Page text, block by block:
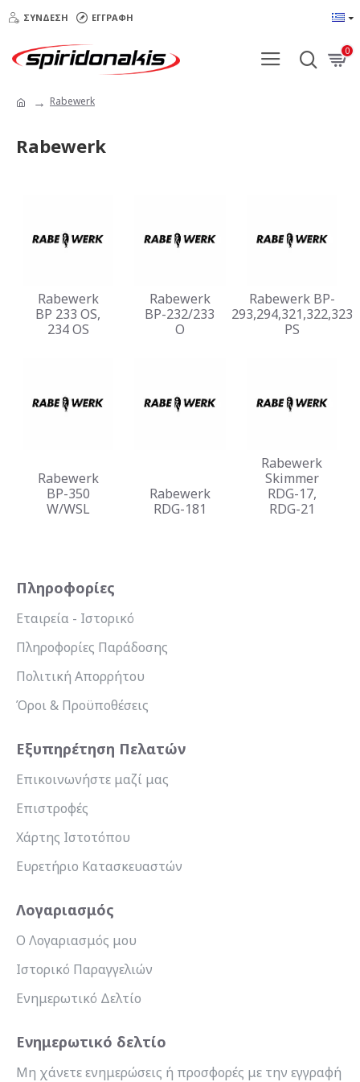
ΣΎΝΔΕΣΗ ΕΓΓΡΑΦΉ
0
Rabewerk
Rabewerk
Rabewerk
BP 233 OS,
234 OS
Rabewerk
BP-232/233
O
Rabewerk BP-
293,294,321,322,323
PS
Rabewerk
BP-350
W/WSL
Rabewerk
RDG-181
Rabewerk
Skimmer
RDG-17,
RDG-21
Πληροφορίες
Εταιρεία - Ιστορικό
Πληροφορίες Παράδοσης
Πολιτική Απορρήτου
Όροι & Προϋποθέσεις
Εξυπηρέτηση Πελατών
Επικοινωνήστε μαζί μας
Επιστροφές
Χάρτης Ιστοτόπου
Ευρετήριο Κατασκευαστών
Λογαριασμός
Ο Λογαριασμός μου
Ιστορικό Παραγγελιών
Ενημερωτικό Δελτίο
Ενημερωτικό δελτίο
Μη χάνετε ενημερώσεις ή προσφορές με την εγγραφή